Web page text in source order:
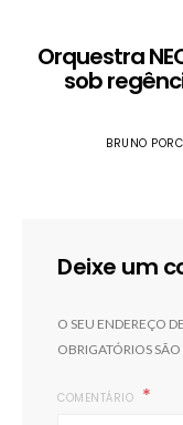
Orquestra
sob
BRUNO
Deixe um
O SEU ENDEREÇO
OBRIGATÓRIOS
COMENTÁRIO